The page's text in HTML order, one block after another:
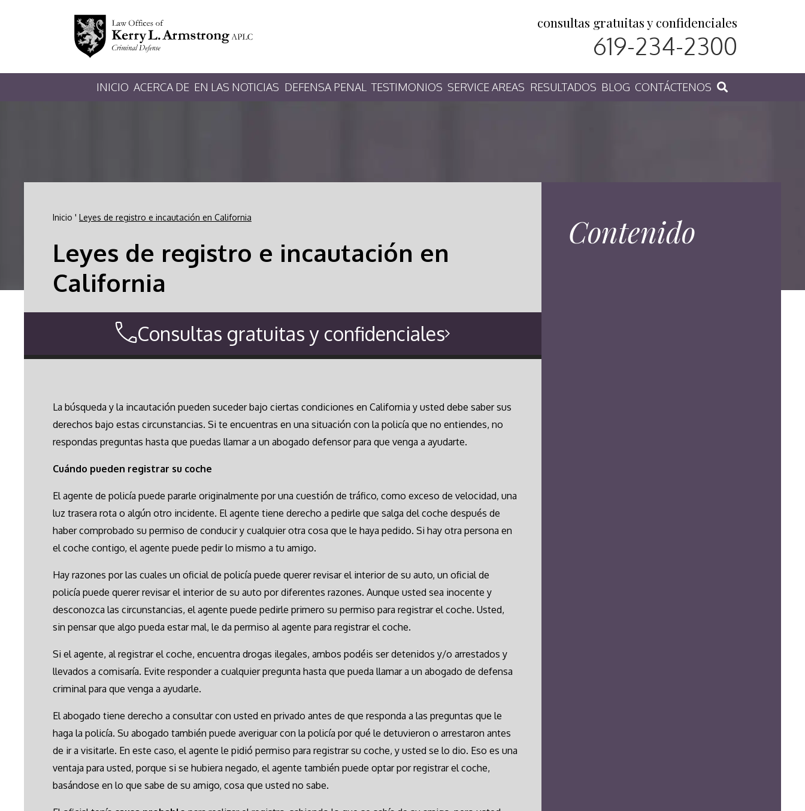
consultas gratuitas y confidenciales
619-234-2300
INICIO ACERCA DE EN LAS NOTICIAS DEFENSA PENAL TESTIMONIOS SERVICE AREAS RESULTADOS BLOG CONTÁCTENOS
Inicio ' Leyes de registro e incautación en California
Leyes de registro e incautación en
California
Consultas gratuitas y confidenciales
La búsqueda y la incautación pueden suceder bajo ciertas condiciones en California y usted debe saber sus
derechos bajo estas circunstancias. Si te encuentras en una situación con la policía que no entiendes, no
respondas preguntas hasta que puedas llamar a un abogado defensor para que venga a ayudarte.
Cuándo pueden registrar su coche
El agente de policía puede pararle originalmente por una cuestión de tráfico, como exceso de velocidad, una
luz trasera rota o algún otro incidente. El agente tiene derecho a pedirle que salga del coche después de
haber comprobado su permiso de conducir y cualquier otra cosa que le haya pedido. Si hay otra persona en
el coche contigo, el agente puede pedir lo mismo a tu amigo.
Hay razones por las cuales un oficial de policía puede querer revisar el interior de su auto, un oficial de
policía puede querer revisar el interior de su auto por diferentes razones. Aunque usted sea inocente y
desconozca las circunstancias, el agente puede pedirle primero su permiso para registrar el coche. Usted,
sin pensar que algo pueda estar mal, le da permiso al agente para registrar el coche.
Si el agente, al registrar el coche, encuentra drogas ilegales, ambos podéis ser detenidos y/o arrestados y
llevados a comisaría. Evite responder a cualquier pregunta hasta que pueda llamar a un abogado de defensa
criminal para que venga a ayudarle.
El abogado tiene derecho a consultar con usted en privado antes de que responda a las preguntas que le
haga la policía. Su abogado también puede averiguar con la policía por qué le detuvieron o arrestaron antes
de ir a visitarle. En este caso, el agente le pidió permiso para registrar su coche, y usted se lo dio. Eso es una
ventaja para usted, porque si se hubiera negado, el agente también puede optar por registrar el coche,
basándose en lo que sabe de su amigo, cosa que usted no sabe.
Contenido